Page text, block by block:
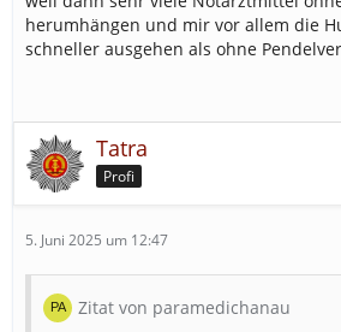
herumhängen und mir vor allem die
schneller ausgehen als ohne
Tatra
Profi
5. Juni 2025 um 12:47
Zitat von paramedichanau